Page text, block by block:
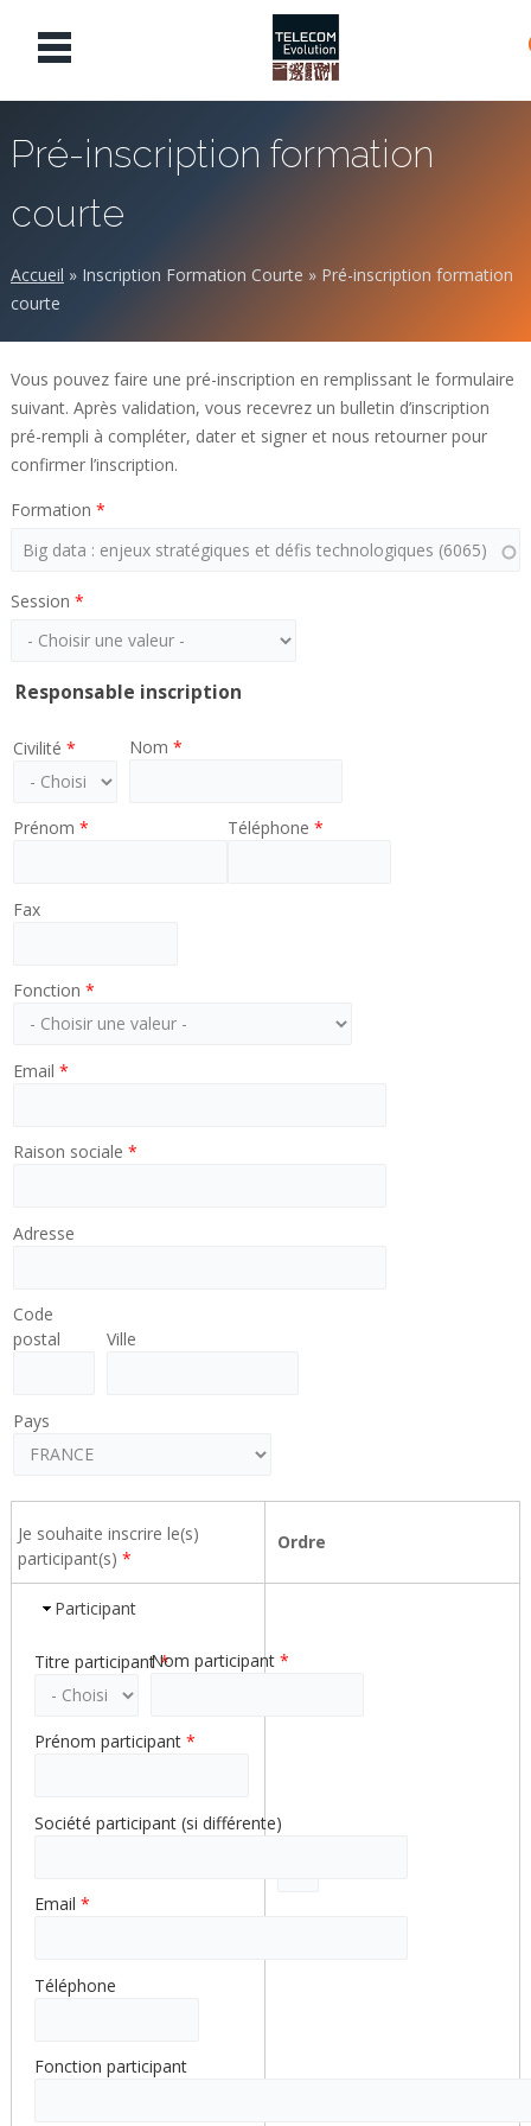
Pré-inscription formation
courte
Accueil » Inscription Formation Courte » Pré-inscription formation
courte
Vous pouvez faire une pré-inscription en remplissant le formulaire
suivant. Après validation, vous recevrez un bulletin d’inscription
pré-rempli à compléter, dater et signer et nous retourner pour
confirmer l’inscription.
Formation *
Session *
Responsable inscription
Civilité * Nom *
Prénom * Téléphone *
Fax
Fonction *
Email *
Raison sociale *
Adresse
Code
postal
Ville
Pays
Je souhaite inscrire le(s)
participant(s) *
Ordre
Participant
Titre participant*
Nom participant *
Prénom participant *
Société participant (si différente)
Email *
Téléphone
Fonction participant